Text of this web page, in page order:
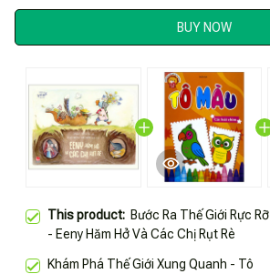
BUY NOW
This product: Bước Ra Thế Giới Rực Rỡ
- Eeny Hăm Hở Và Các Chị Rụt Rè
Khám Phá Thế Giới Xung Quanh - Tô